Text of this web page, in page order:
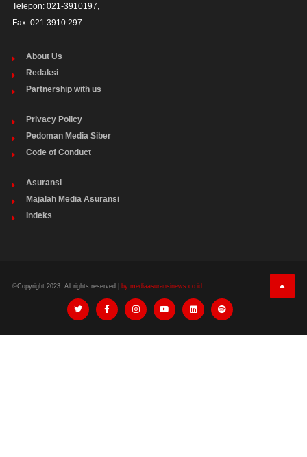
Telepon: 021-3910197,
Fax: 021 3910 297.
About Us
Redaksi
Partnership with us
Privacy Policy
Pedoman Media Siber
Code of Conduct
Asuransi
Majalah Media Asuransi
Indeks
©Copyright 2023. All rights reserved | by mediaasuransinews.co.id.